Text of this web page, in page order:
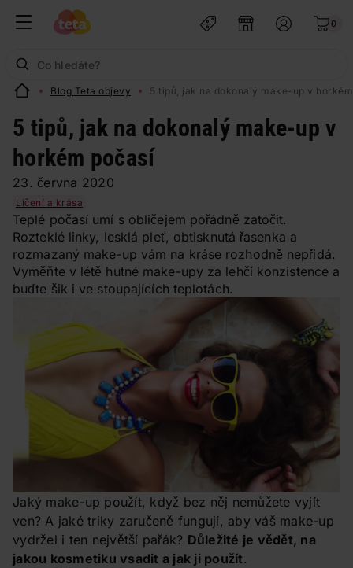
0
Blog Teta objevy 5 tipů, jak na dokonalý make-up v
5 tipů, jak na dokonalý make-up v
horkém počasí
23. června 2020
Líčení a krása
Teplé počasí umí s obličejem pořádně zatočit.
Rozteklé linky, lesklá pleť, obtisknutá řasenka a
rozmazaný make-up vám na kráse rozhodně nepřidá.
Vyměňte v létě hutné make-upy za lehčí konzistence a
buďte šik i ve stoupajících teplotách.
Jaký make-up použít, když bez něj nemůžete vyjít
ven? A jaké triky zaručeně fungují, aby váš make-up
vydržel i ten největší pařák? Důležité je vědět, na
jakou kosmetiku vsadit a jak ji použít.